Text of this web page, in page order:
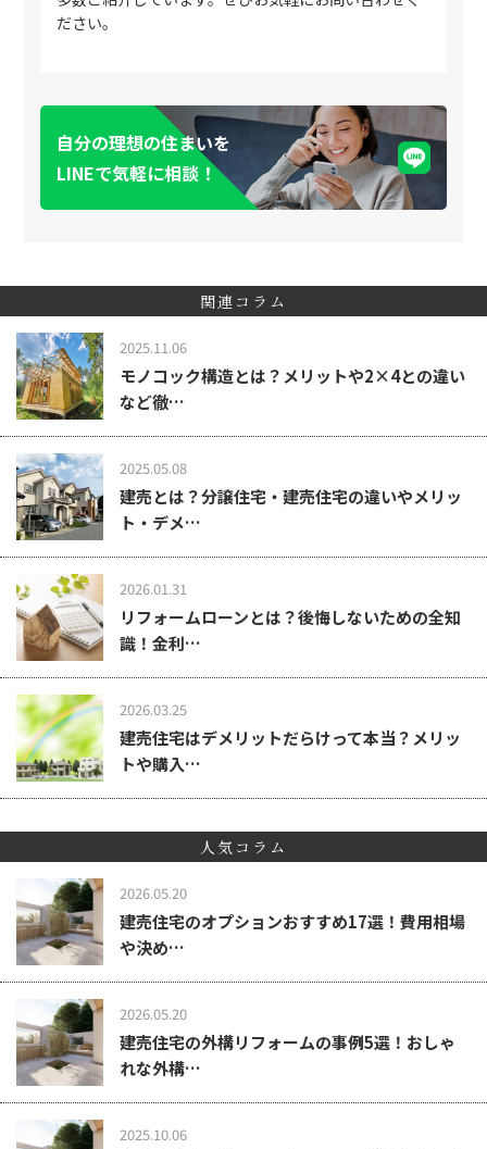
ださい。
自分の理想の住まいを
LINEで気軽に相談！
関連コラム
2025.11.06
モノコック構造とは？メリットや2×4との違い
など徹…
2025.05.08
建売とは？分譲住宅・建売住宅の違いやメリッ
ト・デメ…
2026.01.31
リフォームローンとは？後悔しないための全知
識！金利…
2026.03.25
建売住宅はデメリットだらけって本当？メリッ
トや購入…
人気コラム
2026.05.20
建売住宅のオプションおすすめ17選！費用相場
や決め…
2026.05.20
建売住宅の外構リフォームの事例5選！おしゃ
れな外構…
2025.10.06